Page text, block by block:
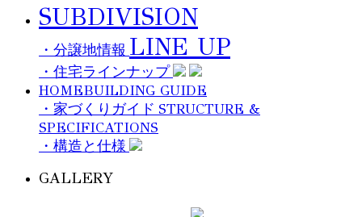
SUBDIVISION
・分譲地情報 LINE UP
・住宅ラインナップ
HOMEBUILDING GUIDE
・家づくりガイド STRUCTURE &
SPECIFICATIONS
・構造と仕様
GALLERY